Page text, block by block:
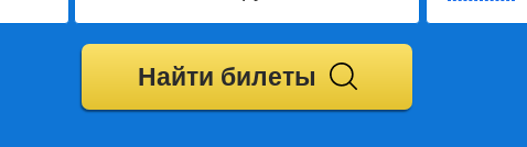
Найти билеты